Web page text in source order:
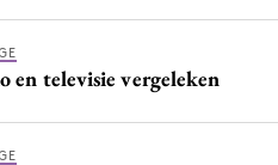
en televisie vergeleken